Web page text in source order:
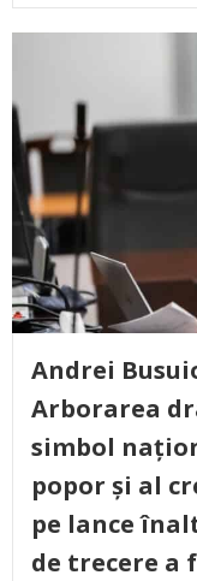
Andrei
Arborarea
simbol
popor și al
pe lance
de trecere a